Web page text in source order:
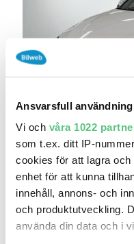
Ansvarsfull
Vi och våra 1022
som t.ex. ditt IP-
cookies för att lagra
enhet för att kunna
innehåll, annons- och
och produktutveckling.
använda din data och i
20 jul 20:25
BMW 318 D
Pris 119 900 kr
Aftén Bil KIA
Mil: 12 342 År: 2013
Gratis